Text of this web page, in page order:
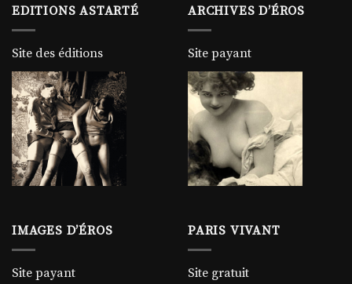
EDITIONS ASTARTÉ
Site des éditions
ARCHIVES D’ÉROS
Site payant
IMAGES D’ÉROS
Site payant
PARIS VIVANT
Site gratuit